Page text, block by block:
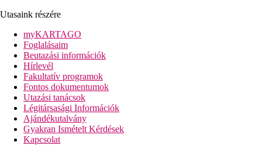
Utasaink részére
myKARTAGO
Foglalásaim
Beutazási információk
Hírlevél
Fakultatív programok
Fontos dokumentumok
Utazási tanácsok
Légitársasági Információk
Ajándékutalvány
Gyakran Ismételt Kérdések
Kapcsolat